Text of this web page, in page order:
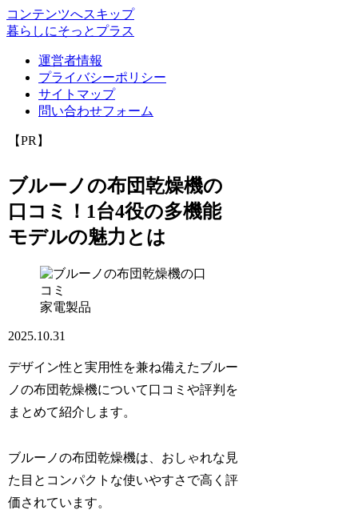
コンテンツへスキップ
暮らしにそっとプラス
運営者情報
プライバシーポリシー
サイトマップ
問い合わせフォーム
【PR】
ブルーノの布団乾燥機の
口コミ！1台4役の多機能
モデルの魅力とは
家電製品
2025.10.31
デザイン性と実用性を兼ね備えたブルー
ノの布団乾燥機について口コミや評判を
まとめて紹介します。
ブルーノの布団乾燥機は、おしゃれな見
た目とコンパクトな使いやすさで高く評
価されています。